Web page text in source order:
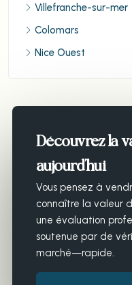
Villefranche-sur-mer
Colomars
Nice Ouest
Découvrez la
aujourd’hui
Vous pensez à
connaître la valeur
une évaluation
soutenue par de
marché—rapide.